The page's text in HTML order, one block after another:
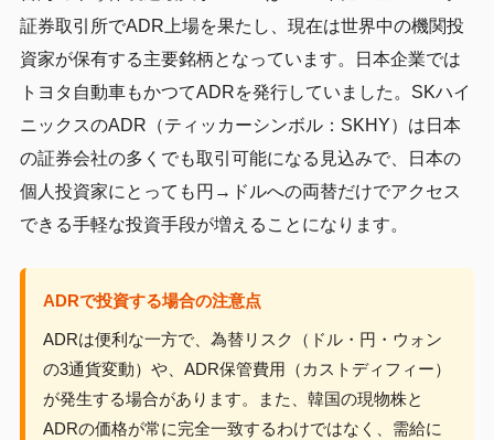
証券取引所でADR上場を果たし、現在は世界中の機関投
資家が保有する主要銘柄となっています。日本企業では
トヨタ自動車もかつてADRを発行していました。SKハイ
ニックスのADR（ティッカーシンボル：SKHY）は日本
の証券会社の多くでも取引可能になる見込みで、日本の
個人投資家にとっても円→ドルへの両替だけでアクセス
できる手軽な投資手段が増えることになります。
ADRで投資する場合の注意点
ADRは便利な一方で、為替リスク（ドル・円・ウォン
の3通貨変動）や、ADR保管費用（カストディフィー）
が発生する場合があります。また、韓国の現物株と
ADRの価格が常に完全一致するわけではなく、需給に